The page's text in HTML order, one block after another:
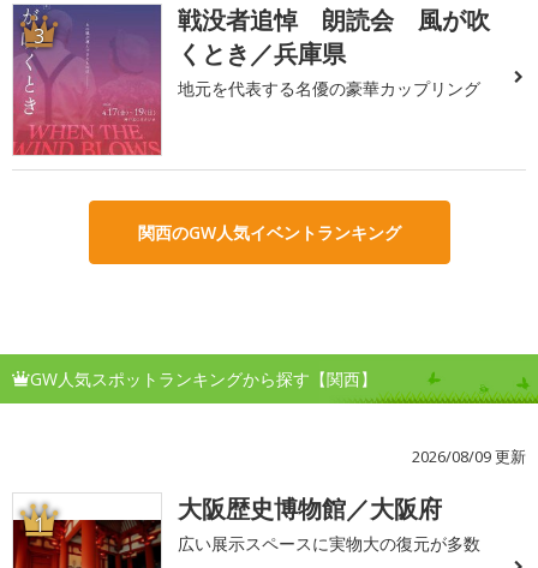
3
戦没者追悼 朗読会 風が吹
くとき／兵庫県
地元を代表する名優の豪華カップリング
関西のGW人気イベントランキング
GW人気スポットランキングから探す【関西】
2026/08/09 更新
1 大阪歴史博物館／大阪府
広い展示スペースに実物大の復元が多数